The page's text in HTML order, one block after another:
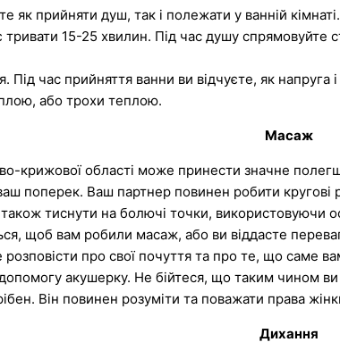
прийняти душ, так і полежати у ванній
15-25 хвилин. Під час душу спрямовуйте
Під час прийняття ванни ви відчуєте, як напруга
або трохи теплою.
Масаж
крижової області може принести значне
поперек. Ваш партнер повинен робити кругові
тиснути на болючі точки, використовуючи
щоб вам робили масаж, або ви віддасте
про свої почуття та про те, що
акушерку. Не бійтеся, що таким чином
Він повинен розуміти та поважати права
Дихання